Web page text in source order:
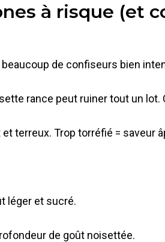
à risque (et
beaucoup de confiseurs bien
rance peut ruiner tout un
terreux. Trop torréfié = saveur
léger et sucré.
de goût noisettée.